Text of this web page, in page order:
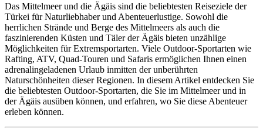
Das Mittelmeer und die Ägäis sind die beliebtesten Reiseziele der
Türkei für Naturliebhaber und Abenteuerlustige. Sowohl die
herrlichen Strände und Berge des Mittelmeers als auch die
faszinierenden Küsten und Täler der Ägäis bieten unzählige
Möglichkeiten für Extremsportarten. Viele Outdoor-Sportarten wie
Rafting, ATV, Quad-Touren und Safaris ermöglichen Ihnen einen
adrenalingeladenen Urlaub inmitten der unberührten
Naturschönheiten dieser Regionen. In diesem Artikel entdecken Sie
die beliebtesten Outdoor-Sportarten, die Sie im Mittelmeer und in
der Ägäis ausüben können, und erfahren, wo Sie diese Abenteuer
erleben können.